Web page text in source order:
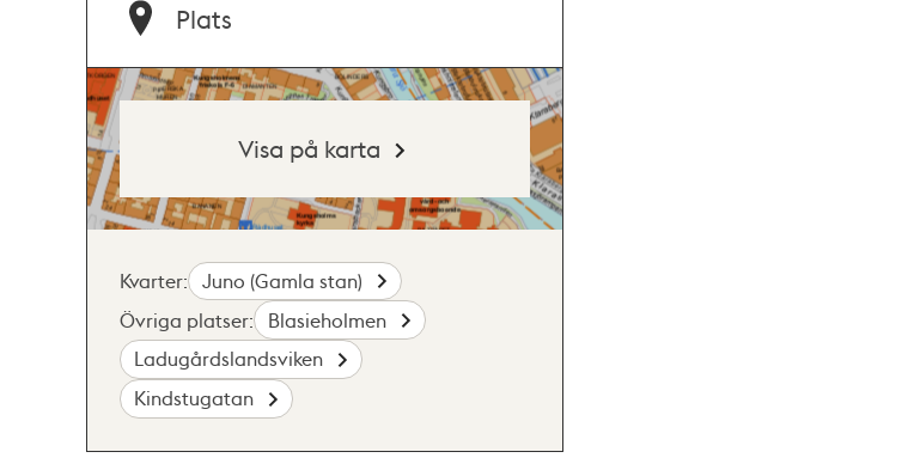
Plats
Visa på karta
Kvarter:
Juno (Gamla stan)
Övriga platser:
Blasieholmen
Ladugårdslandsviken
Kindstugatan